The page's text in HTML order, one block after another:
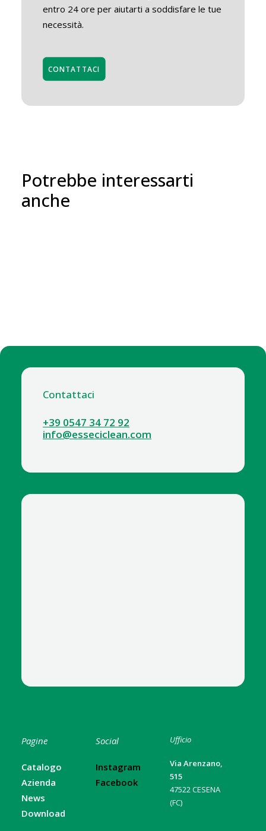
entro 24 ore per aiutarti a soddisfare le tue
necessità.
CONTATTACI
Potrebbe interessarti
anche
Contattaci
+39 0547 34 72 92
info@esseciclean.com
Pagine
Catalogo
Azienda
News
Download
Social
Instagram
Facebook
Ufficio
Via Arenzano,
515
47522 CESENA
(FC)